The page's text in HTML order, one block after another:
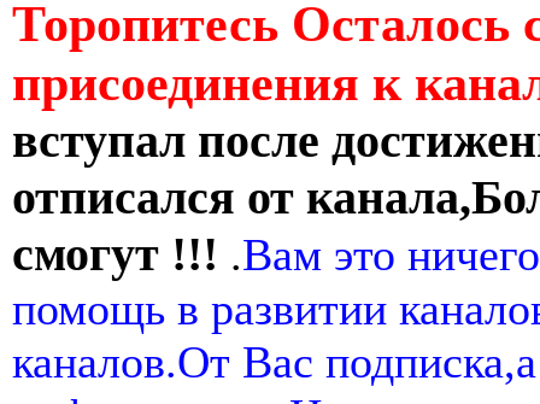
Торопитесь Осталось
присоединения к
вступал после
отписался от
смогут !!! .Вам это
помощь в развитии
каналов.От Вас